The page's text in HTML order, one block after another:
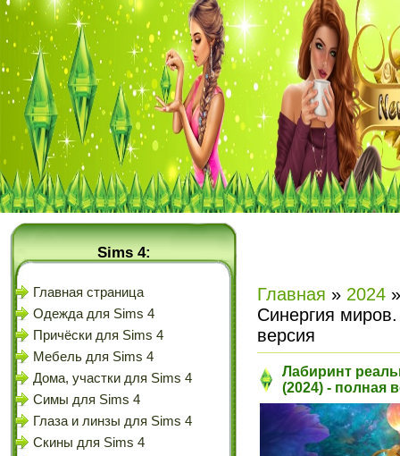
Sims 4:
Главная страница
Одежда для Sims 4
Причёски для Sims 4
Мебель для Sims 4
Дома, участки для Sims 4
Симы для Sims 4
Глаза и линзы для Sims 4
Скины для Sims 4
Главная » 2024 »
Синергия
версия
Лабиринт
(2024) - полная